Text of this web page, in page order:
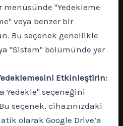
menüsünde "Yedekleme
veya benzer bir
Bu seçenek genellikle
"Sistem" bölümünde yer
Etkinleştirin:
Yedekle" seçeneğini
seçenek, cihazınızdaki
olarak Google Drive’a